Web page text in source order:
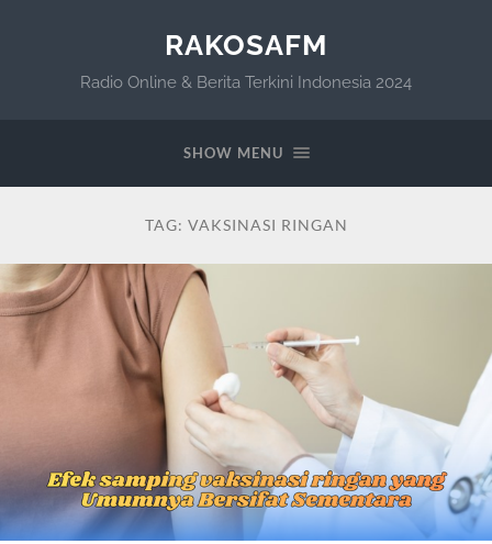
RAKOSAFM
Radio Online & Berita Terkini Indonesia 2024
SHOW MENU
TAG: VAKSINASI RINGAN